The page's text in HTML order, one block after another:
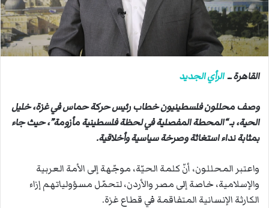
إ
ك
ت
و
ي
ا
القاهرة ــالرأي الجديد
وصف محللون فلسطينيون خطاب رئيس حركة حماس في غزة، خليل
الحية، بـ “المحطة المفصلية في لحظة فلسطينية مأزومة”، حيث جاء
بمثابة نداء استغاثة وصرخة سياسية وأخلاقية.
واعتبر المحللون، أنّ كلمة الحيّة، موجّهة إلى الأمة العربية
والإسلامية، خاصة إلى مصر والأردن، لتحمّل مسؤولياتهم إزاء
الكارثة الإنسانية المتفاقمة في قطاع غزة.